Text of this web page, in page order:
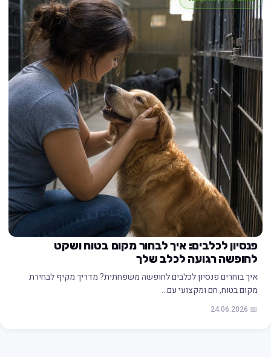
פנסיון לכלבים: איך לבחור מקום בטוח ושקט
לחופשה רגועה לכלב שלך
איך בוחרים פנסיון לכלבים לחופשה משפחתית? מדריך מקיף לבחירת
מקום בטוח, חם ומקצועי עם…
📅 24.06.2026